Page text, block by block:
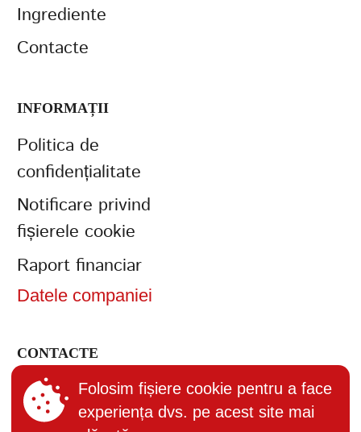
Ingrediente
Contacte
INFORMAȚII
Politica de
confidențialitate
Notificare privind
fișierele cookie
Raport financiar
Datele companiei
CONTACTE
+373 (22) 895-600
office@bucuria.md
Folosim fișiere cookie pentru a face
experiența dvs. pe acest site mai